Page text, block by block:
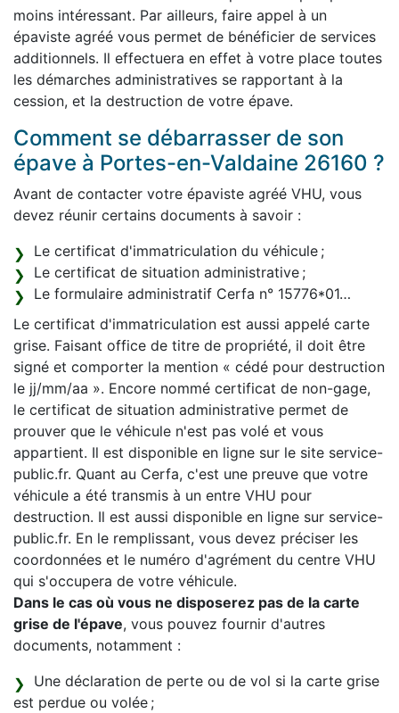
moins intéressant. Par ailleurs, faire appel à un
épaviste agréé vous permet de bénéficier de services
additionnels. Il effectuera en effet à votre place toutes
les démarches administratives se rapportant à la
cession, et la destruction de votre épave.
Comment se débarrasser de son
épave à Portes-en-Valdaine 26160 ?
Avant de contacter votre épaviste agréé VHU, vous
devez réunir certains documents à savoir :
Le certificat d'immatriculation du véhicule ;
Le certificat de situation administrative ;
Le formulaire administratif Cerfa n° 15776*01…
Le certificat d'immatriculation est aussi appelé carte
grise. Faisant office de titre de propriété, il doit être
signé et comporter la mention « cédé pour destruction
le jj/mm/aa ». Encore nommé certificat de non-gage,
le certificat de situation administrative permet de
prouver que le véhicule n'est pas volé et vous
appartient. Il est disponible en ligne sur le site service-
public.fr. Quant au Cerfa, c'est une preuve que votre
véhicule a été transmis à un entre VHU pour
destruction. Il est aussi disponible en ligne sur service-
public.fr. En le remplissant, vous devez préciser les
coordonnées et le numéro d'agrément du centre VHU
qui s'occupera de votre véhicule.
Dans le cas où vous ne disposerez pas de la carte
grise de l'épave, vous pouvez fournir d'autres
documents, notamment :
Une déclaration de perte ou de vol si la carte grise
est perdue ou volée ;